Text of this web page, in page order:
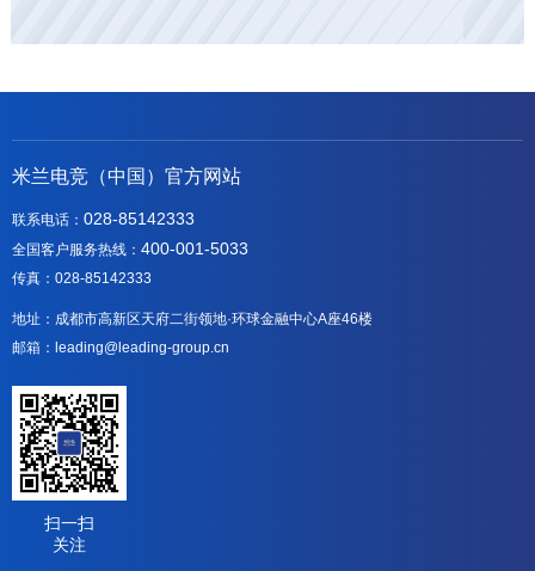
米兰电竞（中国）官方网站
联系电话： 028-85142333
全国客户服务热线： 400-001-5033
传真：028-85142333
地址：成都市高新区天府二街领地·环球金融中心A座46楼
邮箱：leading@leading-group.cn
扫一扫
关注